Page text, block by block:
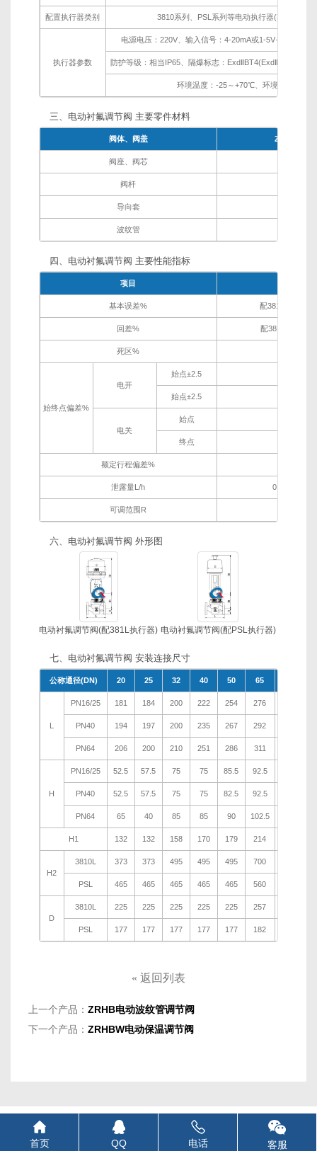
配置执行器类别 3810系列、PSL系列等电动执行器(客户指定
执行器参数
电源电压：220V、输入信号：4-20mA或1-5V·DC、输出
防护等级：相当IP65、隔爆标志：ExdⅡBT4(ExdⅡBT6特殊
环境温度：-25～+70℃、环境湿度：
三、电动衬氟调节阀 主要零件材料
阀体、阀盖 ZG230-450
阀座、阀芯
阀杆
导向套
波纹管
四、电动衬氟调节阀 主要性能指标
项目
基本误差% 配3810L±2.5；
回差% 配381L ±2.0；
死区%
始终点偏差%
电开
始点±2.5
始点±2.5
电关
始点
终点
额定行程偏差%
泄露量L/h 0.01%×阀额
可调范围R
六、电动衬氟调节阀 外形图
电动衬氟调节阀(配381L执行器) 电动衬氟调节阀(配PSL执行器)
七、电动衬氟调节阀 安装连接尺寸
公称通径(DN) 20 25 32 40 50 65
L
PN16/25 181 184 200 222 254 276
PN40 194 197 200 235 267 292
PN64 206 200 210 251 286 311
H
PN16/25 52.5 57.5 75 75 85.5 92.5
PN40 52.5 57.5 75 75 82.5 92.5
PN64 65 40 85 85 90 102.5
H1 132 132 158 170 179 214
H2
3810L 373 373 495 495 495 700
PSL 465 465 465 465 465 560
D
3810L 225 225 225 225 225 257
PSL 177 177 177 177 177 182
« 返回列表
上一个产品： ZRHB电动波纹管调节阀
下一个产品： ZRHBW电动保温调节阀
首页 QQ 电话 客服